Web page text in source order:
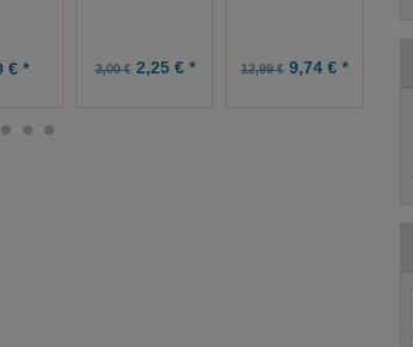
€ * 3,00 €2,25 € * 12,99 €9,74 € *